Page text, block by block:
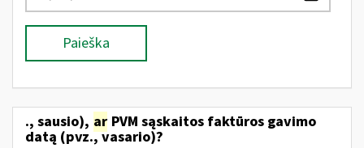
Paieška
., sausio), ar PVM sąskaitos faktūros gavimo
datą (pvz., vasario)?